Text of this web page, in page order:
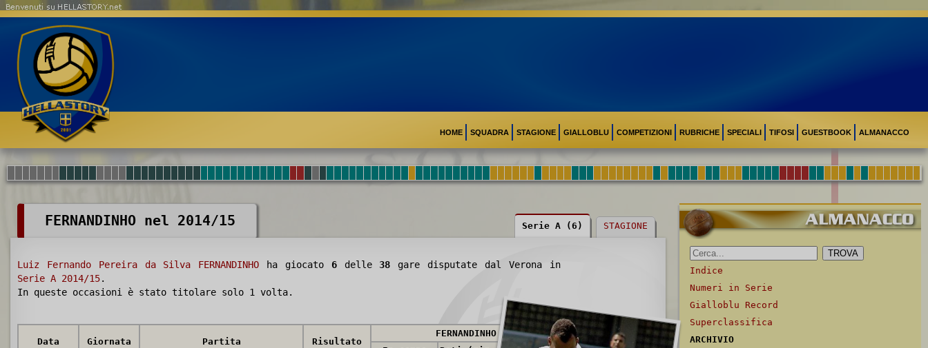
HOME SQUADRA STAGIONE GIALLOBLU COMPETIZIONI RUBRICHE SPECIALI TIFOSI GUESTBOOK ALMANACCO
Benvenuti su HELLASTORY.net
FERNANDINHO nel 2014/15 Serie A (6) STAGIONE
Luiz Fernando Pereira da Silva FERNANDINHO ha giocato 6delle38 gare disputate dal Verona in
Serie A 2014/15.
In queste occasioni è stato titolare solo 1 volta.
Data Giornata Partita Risultato
FERNANDINHO
Indice
Numeri in Serie
Gialloblu Record
Superclassifica
ARCHIVIO